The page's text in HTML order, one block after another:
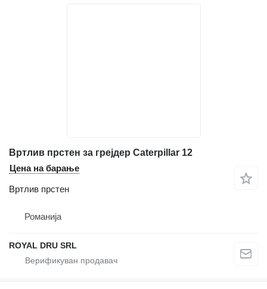
Вртлив прстен за грејдер Caterpillar 12
Цена на барање
Вртлив прстен
Романија
ROYAL DRU SRL